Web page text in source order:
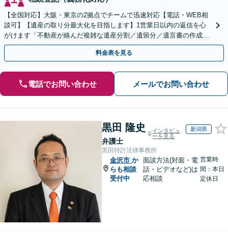
【全国対応】大阪・東京の2拠点でチームで迅速対応【電話・WEB相
談可】【遺産の取り分最大化を目指します】1営業日以内の返信を心
がけます「不動産が絡んだ複雑な遺産分割／遺留分／遺言書の作成・
執行／事業承継など、お任せください」【休日相談あり】
料金表を見る
電話でお問い合わせ メールでお問い合わせ
黒田 隆史
弁護士
インタビュ
ーを見る
新潟県
黒田特許法律事務所
金沢市 か
らも相談
受付中
面談方法(対面・電
話・ビデオなど)は
応相談
営業時
間：本日
定休日